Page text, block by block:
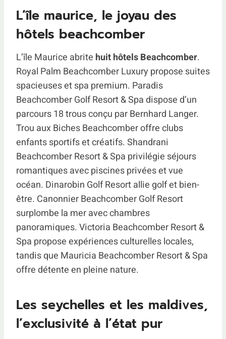
L’île maurice, le joyau des
hôtels beachcomber
L’île Maurice abrite huit hôtels Beachcomber.
Royal Palm Beachcomber Luxury propose suites
spacieuses et spa premium. Paradis
Beachcomber Golf Resort & Spa dispose d’un
parcours 18 trous conçu par Bernhard Langer.
Trou aux Biches Beachcomber offre clubs
enfants sportifs et créatifs. Shandrani
Beachcomber Resort & Spa privilégie séjours
romantiques avec piscines privées et vue
océan. Dinarobin Golf Resort allie golf et bien-
être. Canonnier Beachcomber Golf Resort
surplombe la mer avec chambres
panoramiques. Victoria Beachcomber Resort &
Spa propose expériences culturelles locales,
tandis que Mauricia Beachcomber Resort & Spa
offre détente en pleine nature.
Les seychelles et les maldives,
l’exclusivité à l’état pur